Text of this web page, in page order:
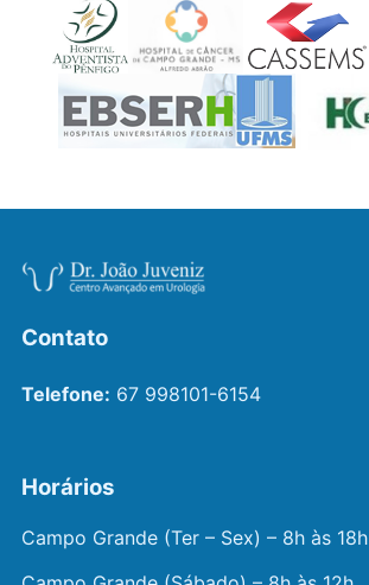
Contato
Telefone: 67 998101-6154
Horários
Campo Grande (Ter – Sex) – 8h às 18h